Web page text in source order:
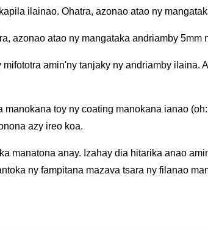
ilainao. Ohatra, azonao atao ny
azonao atao ny mangataka andriamby 5mm
amin'ny tanjaky ny andriamby ilaina.
manokana toy ny coating manokana ianao (oh:
azy ireo koa.
manatona anay. Izahay dia hitarika anao
ny fampitana mazava tsara ny filanao